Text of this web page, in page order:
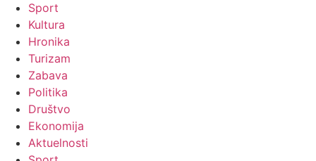
Sport
Kultura
Hronika
Turizam
Zabava
Politika
Društvo
Ekonomija
Aktuelnosti